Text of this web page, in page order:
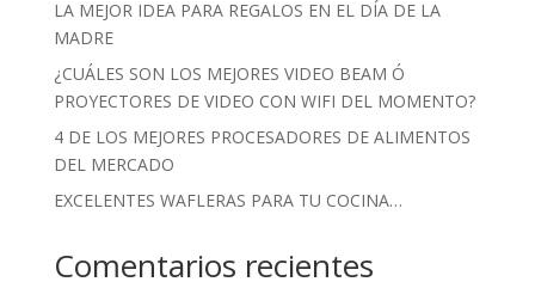
LA MEJOR IDEA PARA REGALOS EN EL DÍA DE LA
MADRE
¿CUÁLES SON LOS MEJORES VIDEO BEAM Ó
PROYECTORES DE VIDEO CON WIFI DEL MOMENTO?
4 DE LOS MEJORES PROCESADORES DE ALIMENTOS
DEL MERCADO
EXCELENTES WAFLERAS PARA TU COCINA…
Comentarios recientes